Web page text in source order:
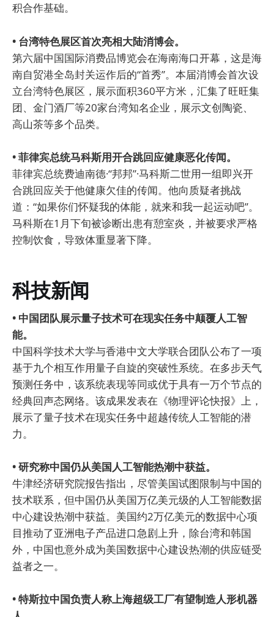
积合作基础。
• 台湾特色展区首次亮相大陆消博会。
第六届中国国际消费品博览会在海南海口开幕，这是海
南自贸港全岛封关运作后的“首秀”。本届消博会首次设
立台湾特色展区，展示面积360平方米，汇集了旺旺集
团、金门酒厂等20家台湾知名企业，展示文创陶瓷、
高山茶等多个品类。
• 菲律宾总统马科斯用开合跳回应健康恶化传闻。
菲律宾总统费迪南德·“邦邦”·马科斯二世用一组即兴开
合跳回应关于他健康欠佳的传闻。他向质疑者挑战
道：“如果你们怀疑我的体能，就来和我一起运动吧”。
马科斯在1月下旬被诊断出患有憩室炎，并被要求严格
控制饮食，导致体重显著下降。
科技新闻
• 中国团队展示量子技术可在现实任务中颠覆人工智
能。
中国科学技术大学与香港中文大学联合团队公布了一项
基于九个相互作用量子自旋的突破性系统。在多步天气
预测任务中，该系统表现等同或优于具有一万个节点的
经典回声态网络。该成果发表在《物理评论快报》上，
展示了量子技术在现实任务中超越传统人工智能的潜
力。
• 研究称中国仍从美国人工智能热潮中获益。
牛津经济研究院报告指出，尽管美国试图限制与中国的
技术联系，但中国仍从美国万亿美元级的人工智能数据
中心建设热潮中获益。美国约2万亿美元的数据中心项
目推动了亚洲电子产品进口急剧上升，除台湾和韩国
外，中国也意外成为美国数据中心建设热潮的供应链受
益者之一。
• 特斯拉中国负责人称上海超级工厂有望制造人形机器